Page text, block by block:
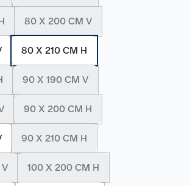
80 X 200 CM V
80 X 210 CM H
90 X 190 CM V
90 X 200 CM H
90 X 210 CM H
100 X 200 CM H